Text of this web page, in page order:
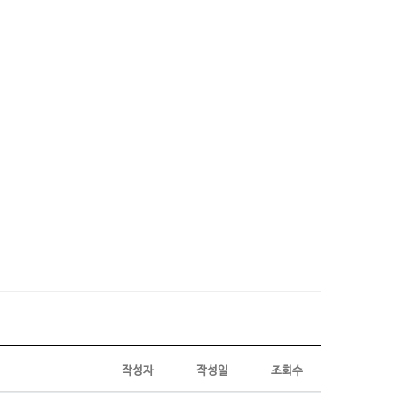
작성자 작성일 조회수